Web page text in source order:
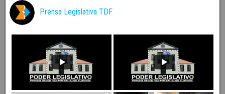
Prensa Legislativa TDF